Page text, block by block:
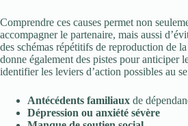
Comprendre ces causes permet non
accompagner le partenaire, mais aussi
des schémas répétitifs de reproduction de
donne également des pistes pour anticiper
identifier les leviers d’action possibles au
Antécédents familiaux de
Dépression ou anxiété sévère